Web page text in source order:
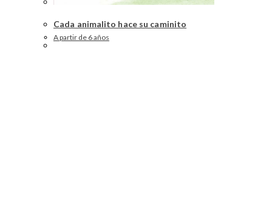
Cada animalito hace su caminito
A partir de 6 años